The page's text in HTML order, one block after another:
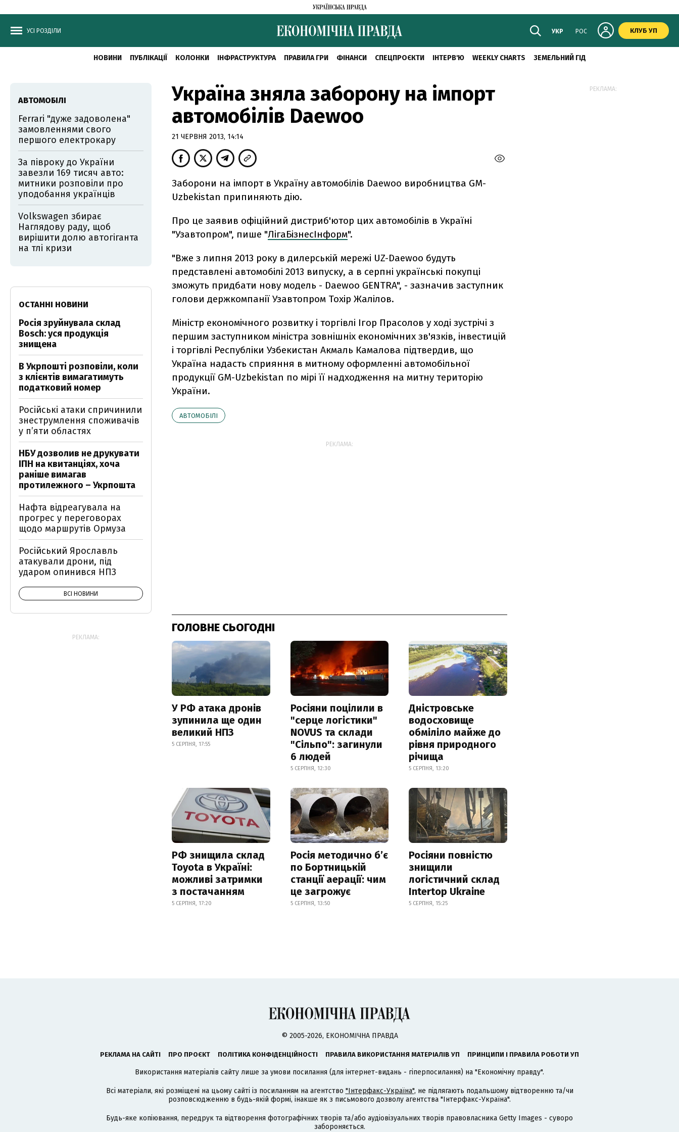
УСІ РОЗДІЛИ УКР РОС КЛУБ УП
НОВИНИ ПУБЛІКАЦІЇ КОЛОНКИ ІНФРАСТРУКТУРА ПРАВИЛА ГРИ ФІНАНСИ СПЕЦПРОЄКТИ ІНТЕРВ'Ю WEEKLY CHARTS ЗЕМЕЛЬНИЙ ГІД
Україна зняла заборону на імпорт
автомобілів Daewoo
21 ЧЕРВНЯ 2013, 14:14
Заборони на імпорт в Україну автомобілів Daewoo виробництва GM-
Uzbekistan припиняють дію.
Про це заявив офіційний дистриб'ютор цих автомобілів в Україні
"Узавтопром", пише "ЛігаБізнесІнформ".
"Вже з липня 2013 року в дилерській мережі UZ-Daewoo будуть
представлені автомобілі 2013 випуску, а в серпні українські покупці
зможуть придбати нову модель - Daewoo GENTRA", - зазначив заступник
голови держкомпанії Узавтопром Тохір Жалілов.
Міністр економічного розвитку і торгівлі Ігор Прасолов у ході зустрічі з
першим заступником міністра зовнішніх економічних зв'язків, інвестицій
і торгівлі Республіки Узбекистан Акмаль Камалова підтвердив, що
Україна надасть сприяння в митному оформленні автомобільної
продукції GM-Uzbekistan по мірі її надходження на митну територію
України.
АВТОМОБІЛІ
РЕКЛАМА:
ГОЛОВНЕ СЬОГОДНІ
У РФ атака дронів
зупинила ще один
великий НПЗ
5 СЕРПНЯ, 17:55
Росіяни поцілили в
"серце логістики"
NOVUS та склади
"Сільпо": загинули
6 людей
5 СЕРПНЯ, 12:30
Дністровське
водосховище
обміліло майже до
рівня природного
річища
5 СЕРПНЯ, 13:20
РФ знищила склад
Toyota в Україні:
можливі затримки
з постачанням
5 СЕРПНЯ, 17:20
Росія методично б’є
по Бортницькій
станції аерації: чим
це загрожує
5 СЕРПНЯ, 13:50
Росіяни повністю
знищили
логістичний склад
Intertop Ukraine
5 СЕРПНЯ, 15:25
АВТОМОБІЛІ
Ferrari "дуже задоволена"
замовленнями свого
першого електрокару
За півроку до України
завезли 169 тисяч авто:
митники розповіли про
уподобання українців
Volkswagen збирає
Наглядову раду, щоб
вирішити долю автогіганта
на тлі кризи
ОСТАННІ НОВИНИ
Росія зруйнувала склад
Bosch: уся продукція
знищена
В Укрпошті розповіли, коли
з клієнтів вимагатимуть
податковий номер
Російські атаки спричинили
знеструмлення споживачів
у п’яти областях
НБУ дозволив не друкувати
ІПН на квитанціях, хоча
раніше вимагав
протилежного – Укрпошта
Нафта відреагувала на
прогрес у переговорах
щодо маршрутів Ормуза
Російський Ярославль
атакували дрони, під
ударом опинився НПЗ
ВСІ НОВИНИ
РЕКЛАМА:
РЕКЛАМА:
© 2005-2026, ЕКОНОМІЧНА ПРАВДА
РЕКЛАМА НА САЙТІ ПРО ПРОЄКТ ПОЛІТИКА КОНФІДЕНЦІЙНОСТІ ПРАВИЛА ВИКОРИСТАННЯ МАТЕРІАЛІВ УП ПРИНЦИПИ І ПРАВИЛА РОБОТИ УП
Використання матеріалів сайту лише за умови посилання (для інтернет-видань - гіперпосилання) на "Економічну правду".
Всі матеріали, які розміщені на цьому сайті із посиланням на агентство "Інтерфакс-Україна", не підлягають подальшому відтворенню та/чи
розповсюдженню в будь-якій формі, інакше як з письмового дозволу агентства "Інтерфакс-Україна".
Будь-яке копіювання, передрук та відтворення фотографічних творів та/або аудіовізуальних творів правовласника Getty Images - суворо
забороняється.